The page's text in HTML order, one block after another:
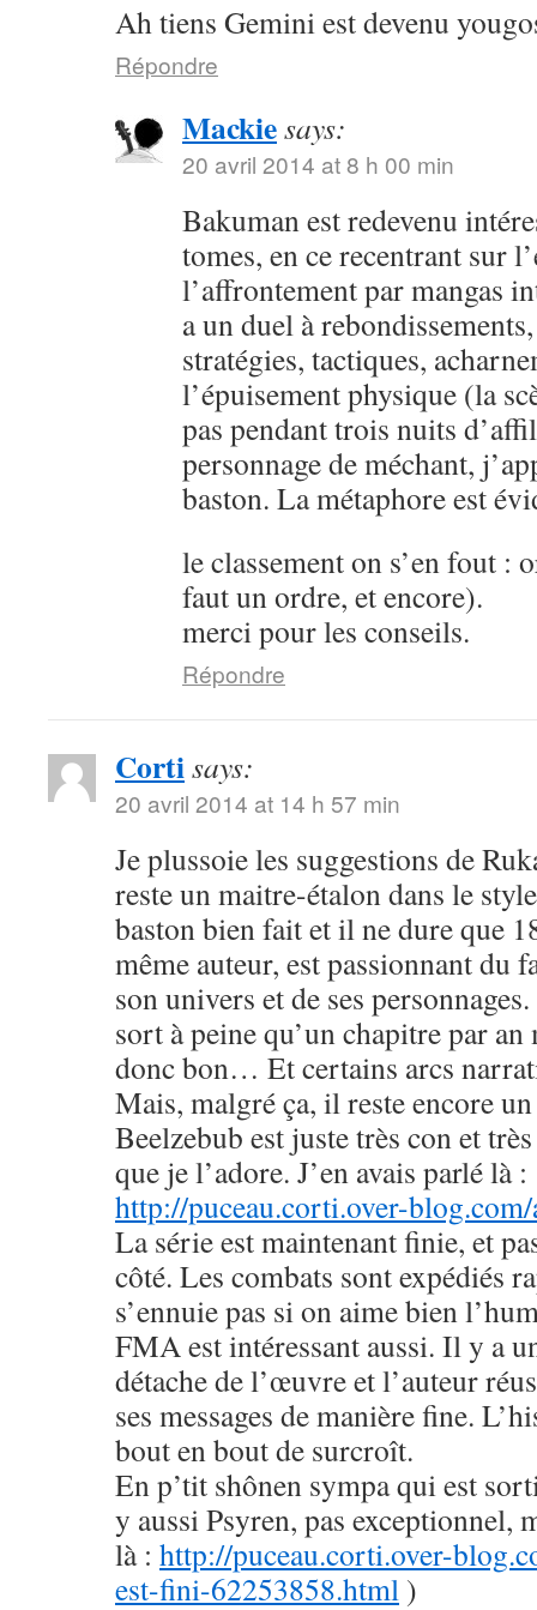
Ah tiens Gemini est devenu
Répondre
Mackiesays:
20 avril 2014 at 8 h 00 min
Bakuman est redevenu
tomes, en ce recentrant sur
l’affrontement par mangas
a un duel à
stratégies, tactiques,
l’épuisement physique (la
pas pendant trois nuits
personnage de méchant,
baston. La métaphore est
le classement on s’en fout :
faut un ordre, et encore).
merci pour les conseils.
Répondre
Cortisays:
20 avril 2014 at 14 h 57 min
Je plussoie les suggestions de
reste un maitre-étalon dans le
baston bien fait et il ne dure que
même auteur, est passionnant du
son univers et de ses
sort à peine qu’un chapitre par
donc bon… Et certains arcs
Mais, malgré ça, il reste encore
Beelzebub est juste très con et
que je l’adore. J’en avais parlé là :
http://puceau.corti.over-
La série est maintenant finie, et
côté. Les combats sont expédiés
s’ennuie pas si on aime bien
FMA est intéressant aussi. Il y a
détache de l’œuvre et l’auteur
ses messages de manière fine.
bout en bout de surcroît.
En p’tit shônen sympa qui est
y aussi Psyren, pas exceptionnel,
là : http://puceau.corti.over-
est-fini-62253858.html )